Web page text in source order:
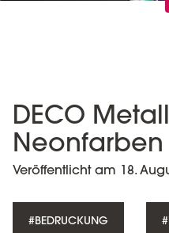
DECO
Neonfarben
Veröffentlicht am 18.
#BEDRUCKUNG